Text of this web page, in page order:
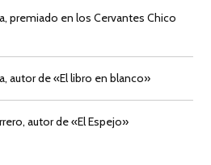
premiado en los Cervantes Chico
autor de «El libro en blanco»
autor de «El Espejo»